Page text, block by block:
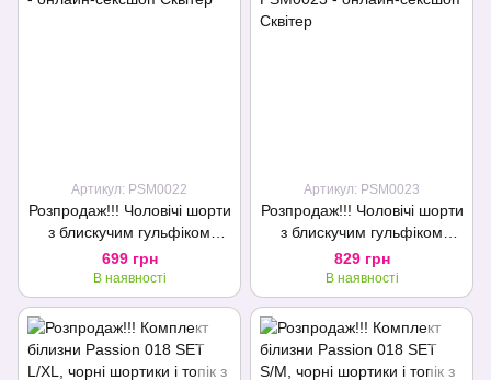
Артикул: PSM0022
Розпродаж!!! Чоловічі шорти
з блискучим гульфіком
Passion 002 SHORT black
S/M
699 грн
В наявності
Артикул: PSM0023
Розпродаж!!! Чоловічі шорти
з блискучим гульфіком
Passion 002 SHORT black
XXL/XXXL
829 грн
В наявності